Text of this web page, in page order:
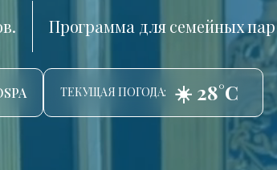
Программа для семейных пар
ТЕКУЩАЯ ПОГОДА: ☀️ 28°C